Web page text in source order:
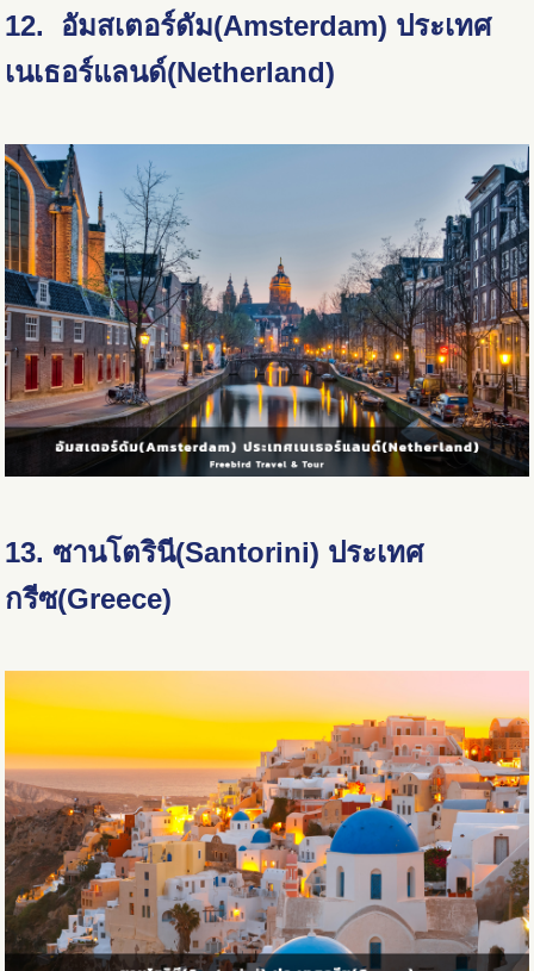
12. อัมสเตอร์ดัม(Amsterdam) ประเทศ
เนเธอร์แลนด์(Netherland)
13.ซานโตรินี(Santorini) ประเทศ
กรีซ(Greece)